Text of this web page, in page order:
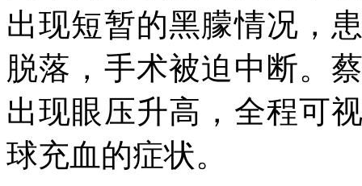
出现短暂的黑朦情况，
脱落，手术被迫中断。
出现眼压升高，全程可
球充血的症状。